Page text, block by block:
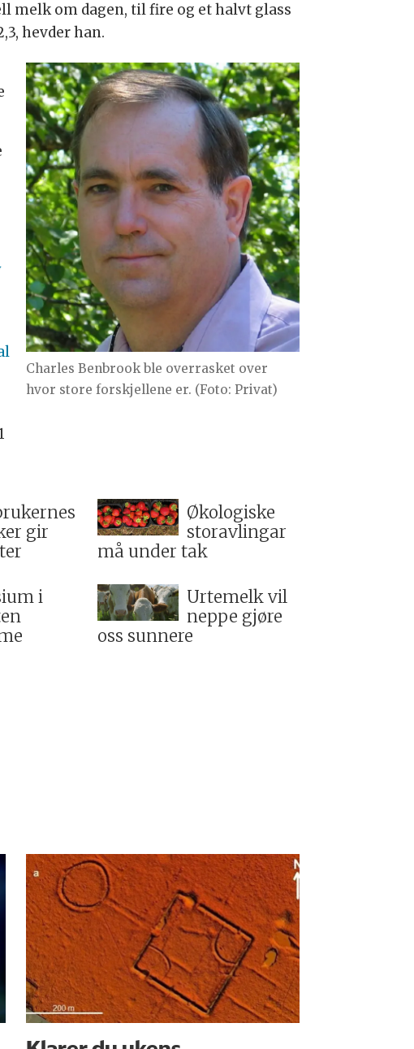
melk om dagen, til fire og et halvt glass
hevder han.
Charles Benbrook ble overrasket over
hvor store forskjellene er. (Foto: Privat)
gir
Økologiske
storavlingar
må under tak
i
Urtemelk vil
neppe gjøre
oss sunnere